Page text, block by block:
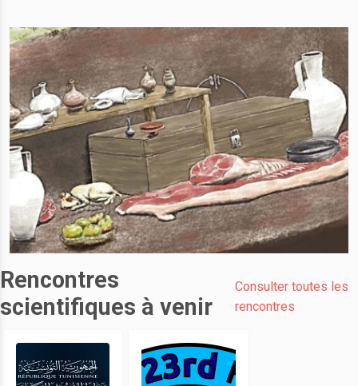
Rencontres
scientifiques à venir
Consulter toutes les
rencontres